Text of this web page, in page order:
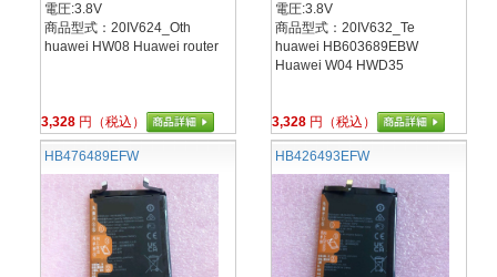
電圧:3.8V
商品型式：20IV624_Oth
huawei HW08 Huawei router
3,328 円（税込）
電圧:3.8V
商品型式：20IV632_Te
huawei HB603689EBW
Huawei W04 HWD35
3,328 円（税込）
HB476489EFW HB426493EFW